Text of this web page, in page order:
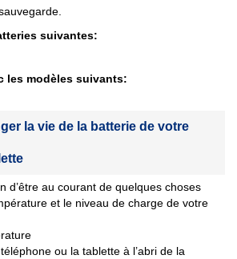
suivantes:
les modèles suivants:
la vie de la batterie de votre
d’être au courant de quelques choses
et le niveau de charge de votre
ou la tablette à l’abri de la